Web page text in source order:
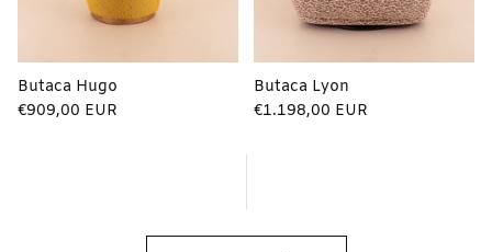
Butaca Hugo
Precio
€909,00 EUR
Butaca Lyon
Precio
€1.198,00 EUR